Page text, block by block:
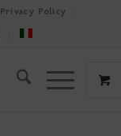
Privacy Policy